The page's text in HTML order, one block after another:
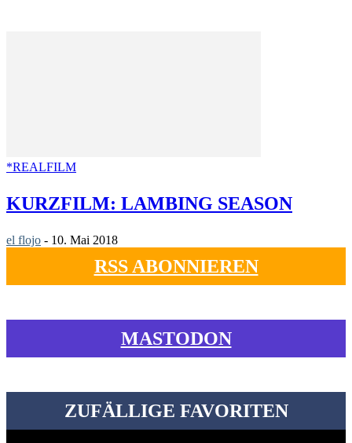
*REALFILM
KURZFILM: LAMBING SEASON
el flojo - 10. Mai 2018
RSS ABONNIEREN
MASTODON
ZUFÄLLIGE FAVORITEN